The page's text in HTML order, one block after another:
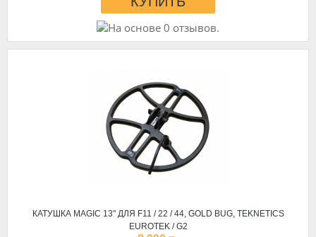
КАТУШКА MAGIC 13" ДЛЯ F11 / 22 / 44, GOLD BUG, TEKNETICS
EUROTEK / G2